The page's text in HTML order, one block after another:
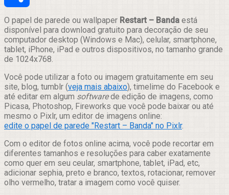
Compartilhar
O papel de parede ou wallpaper Restart – Banda está
disponível para download gratuito para decoração de seu
computador desktop (Windows e Mac), celular, smartphone,
tablet, iPhone, iPad e outros dispositivos, no tamanho grande
de 1024x768.
Você pode utilizar a foto ou imagem gratuitamente em seu
site, blog, tumblr (veja mais abaixo), timelime do Facebook e
até editar em algum softwarede edição de imagens, como
Picasa, Photoshop, Fireworks que você pode baixar ou até
mesmo o Pixlr, um editor de imagens online:
edite o papel de parede "Restart – Banda" no Pixlr.
Com o editor de fotos online acima, você pode recortar em
diferentes tamanhos e resoluções para caber exatamente
como quer em seu ceular, smartphone, tablet, iPad, etc,
adicionar sephia, preto e branco, textos, rotacionar, remover
olho vermelho, tratar a imagem como você quiser.